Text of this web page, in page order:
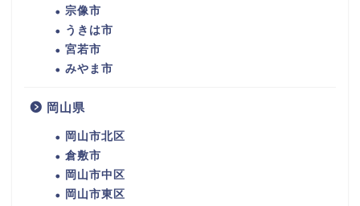
宗像市
うきは市
宮若市
みやま市
岡山県
岡山市北区
倉敷市
岡山市中区
岡山市東区